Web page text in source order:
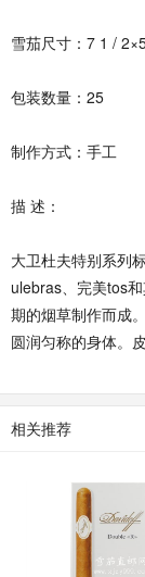
雪茄尺寸：7 1 /
包装数量：25
制作方式：手工
描 述：
大卫杜夫特别系列
ulebras、完美tos
期的烟草制作而成
圆润匀称的身体。
相关推荐